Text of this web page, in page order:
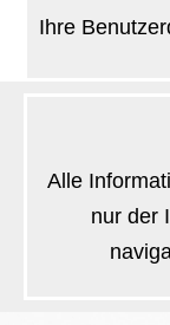
Ihre
Alle
nur der